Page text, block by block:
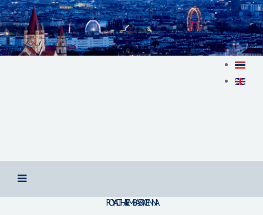
ROYAL THAI EMBASSY VIENNA